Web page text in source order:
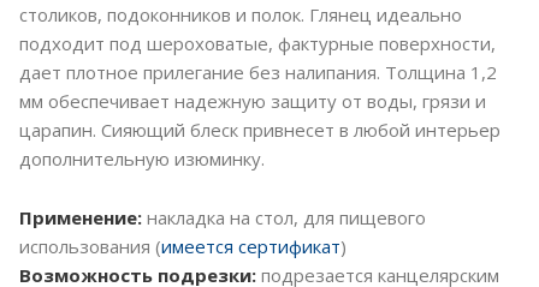
столиков, подоконников и полок. Глянец идеально
подходит под шероховатые, фактурные поверхности,
дает плотное прилегание без налипания. Толщина 1,2
мм обеспечивает надежную защиту от воды, грязи и
царапин. Сияющий блеск привнесет в любой интерьер
дополнительную изюминку.
Применение: накладка на стол, для пищевого
использования (имеется сертификат)
Возможность подрезки: подрезается канцелярским